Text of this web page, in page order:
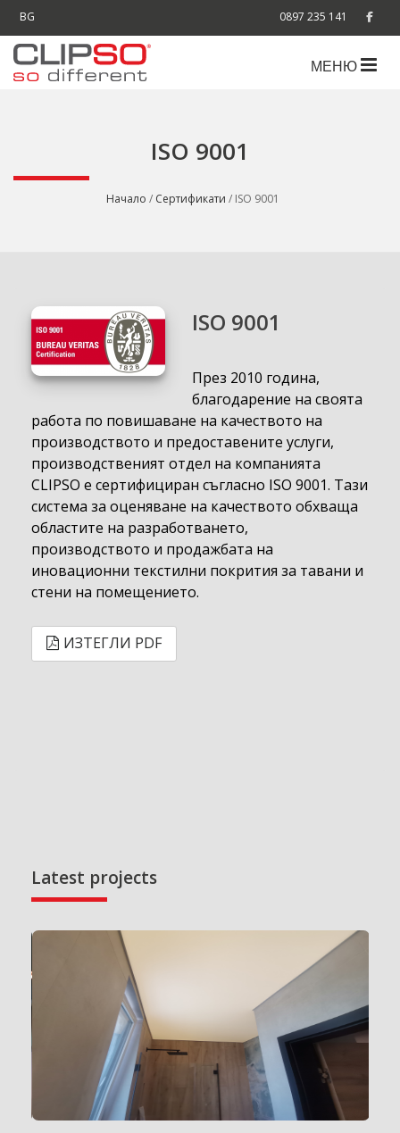
0897 235 141
BG
МЕНЮ
ISO 9001
Начало / Сертификати / ISO 9001
ISO 9001
През 2010 година,
благодарение на своята
работа по повишаване на качеството на
производството и предоставените услуги,
производственият отдел на компанията
CLIPSO е сертифициран съгласно ISO 9001. Тази
система за оценяване на качеството обхваща
областите на разработването,
производството и продажбата на
иновационни текстилни покрития за тавани и
стени на помещението.
ИЗТЕГЛИ PDF
Latest projects